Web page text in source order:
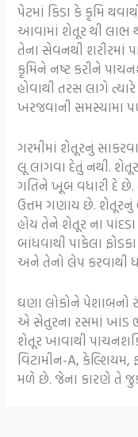
પેટમાં કિડા કે કૃમિ
આવામાં શેતૂર થી લાભ
તેના સેવનથી
કૃમિને નષ્ટ કરીને
હોવાથી તરસ લાગે
ખરજવાની સમસ્યામા
ગરમીમાં શેતૂરનું
લૂ લાગવા દેતું નથી.
ગતિને ખૂબ વધારી દે છે.
ઉત્તમ ગણાય છે. શેતૂરનું
હોય તેને શેતૂર ના
બાંધવાથી પાકેલા
અને તેનો લેપ કરવાથી
ઘણા લોકોને પેશાબનો
એ સેતુરના રસમાં ખાંડ
શેતૂર ખાવાથી
વિટામીન-A,
મળે છે. જેના કારણે તે